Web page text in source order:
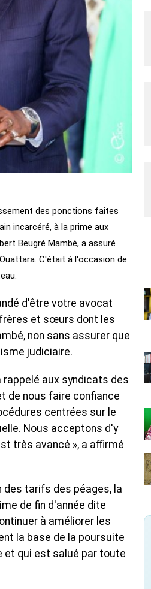
des ponctions faites
incarcéré, à la prime aux
Beugré Mambé, a assuré
C'était à l'occasion de
d'être votre avocat
et sœurs dont les
non sans assurer que
judiciaire.
aux syndicats des
de nous faire confiance
centrées sur le
Nous acceptons d'y
très avancé », a affirmé
des tarifs des péages, la
de fin d'année dite
à améliorer les
la base de la poursuite
et qui est salué par toute